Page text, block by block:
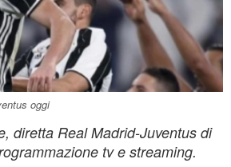
oggi
diretta Real Madrid-Juventus di
tv e streaming.